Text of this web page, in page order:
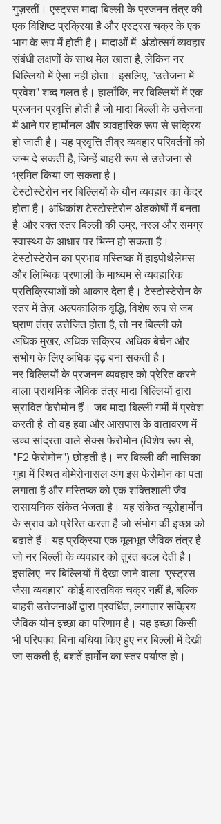
गुज़रतीं। एस्ट्रस मादा बिल्ली के प्रजनन तंत्र की
एक विशिष्ट प्रक्रिया है और एस्ट्रस चक्र के एक
भाग के रूप में होती है। मादाओं में, अंडोत्सर्ग व्यवहार
संबंधी लक्षणों के साथ मेल खाता है, लेकिन नर
बिल्लियों में ऐसा नहीं होता। इसलिए, "उत्तेजना में
प्रवेश" शब्द गलत है। हालाँकि, नर बिल्लियों में एक
प्रजनन प्रवृत्ति होती है जो मादा बिल्ली के उत्तेजना
में आने पर हार्मोनल और व्यवहारिक रूप से सक्रिय
हो जाती है। यह प्रवृत्ति तीव्र व्यवहार परिवर्तनों को
जन्म दे सकती है, जिन्हें बाहरी रूप से उत्तेजना से
भ्रमित किया जा सकता है।
टेस्टोस्टेरोन नर बिल्लियों के यौन व्यवहार का केंद्र
होता है। अधिकांश टेस्टोस्टेरोन अंडकोषों में बनता
है, और रक्त स्तर बिल्ली की उम्र, नस्ल और समग्र
स्वास्थ्य के आधार पर भिन्न हो सकता है।
टेस्टोस्टेरोन का प्रभाव मस्तिष्क में हाइपोथैलेमस
और लिम्बिक प्रणाली के माध्यम से व्यवहारिक
प्रतिक्रियाओं को आकार देता है। टेस्टोस्टेरोन के
स्तर में तेज़, अल्पकालिक वृद्धि, विशेष रूप से जब
घ्राण तंत्र उत्तेजित होता है, तो नर बिल्ली को
अधिक मुखर, अधिक सक्रिय, अधिक बेचैन और
संभोग के लिए अधिक दृढ़ बना सकती है।
नर बिल्लियों के प्रजनन व्यवहार को प्रेरित करने
वाला प्राथमिक जैविक तंत्र मादा बिल्लियों द्वारा
स्रावित फेरोमोन हैं। जब मादा बिल्ली गर्मी में प्रवेश
करती है, तो वह हवा और आसपास के वातावरण में
उच्च सांद्रता वाले सेक्स फेरोमोन (विशेष रूप से,
"F2 फेरोमोन") छोड़ती है। नर बिल्ली की नासिका
गुहा में स्थित वोमेरोनासल अंग इस फेरोमोन का पता
लगाता है और मस्तिष्क को एक शक्तिशाली जैव
रासायनिक संकेत भेजता है। यह संकेत न्यूरोहार्मोन
के स्राव को प्रेरित करता है जो संभोग की इच्छा को
बढ़ाते हैं। यह प्रक्रिया एक मूलभूत जैविक तंत्र है
जो नर बिल्ली के व्यवहार को तुरंत बदल देती है।
इसलिए, नर बिल्लियों में देखा जाने वाला "एस्ट्रस
जैसा व्यवहार" कोई वास्तविक चक्र नहीं है, बल्कि
बाहरी उत्तेजनाओं द्वारा प्रवर्धित, लगातार सक्रिय
जैविक यौन इच्छा का परिणाम है। यह इच्छा किसी
भी परिपक्व, बिना बधिया किए हुए नर बिल्ली में देखी
जा सकती है, बशर्ते हार्मोन का स्तर पर्याप्त हो।